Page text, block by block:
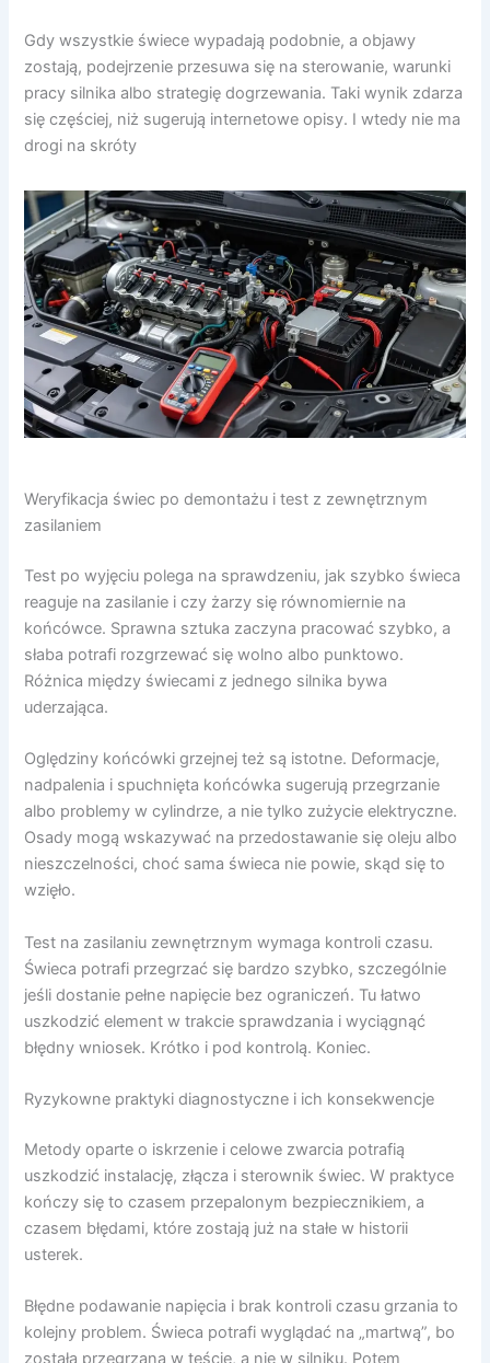
Gdy wszystkie świece wypadają podobnie, a objawy
zostają, podejrzenie przesuwa się na sterowanie, warunki
pracy silnika albo strategię dogrzewania. Taki wynik zdarza
się częściej, niż sugerują internetowe opisy. I wtedy nie ma
drogi na skróty
Weryfikacja świec po demontażu i test z zewnętrznym
zasilaniem
Test po wyjęciu polega na sprawdzeniu, jak szybko świeca
reaguje na zasilanie i czy żarzy się równomiernie na
końcówce. Sprawna sztuka zaczyna pracować szybko, a
słaba potrafi rozgrzewać się wolno albo punktowo.
Różnica między świecami z jednego silnika bywa
uderzająca.
Oględziny końcówki grzejnej też są istotne. Deformacje,
nadpalenia i spuchnięta końcówka sugerują przegrzanie
albo problemy w cylindrze, a nie tylko zużycie elektryczne.
Osady mogą wskazywać na przedostawanie się oleju albo
nieszczelności, choć sama świeca nie powie, skąd się to
wzięło.
Test na zasilaniu zewnętrznym wymaga kontroli czasu.
Świeca potrafi przegrzać się bardzo szybko, szczególnie
jeśli dostanie pełne napięcie bez ograniczeń. Tu łatwo
uszkodzić element w trakcie sprawdzania i wyciągnąć
błędny wniosek. Krótko i pod kontrolą. Koniec.
Ryzykowne praktyki diagnostyczne i ich konsekwencje
Metody oparte o iskrzenie i celowe zwarcia potrafią
uszkodzić instalację, złącza i sterownik świec. W praktyce
kończy się to czasem przepalonym bezpiecznikiem, a
czasem błędami, które zostają już na stałe w historii
usterek.
Błędne podawanie napięcia i brak kontroli czasu grzania to
kolejny problem. Świeca potrafi wyglądać na „martwą”, bo
została przegrzana w teście, a nie w silniku. Potem